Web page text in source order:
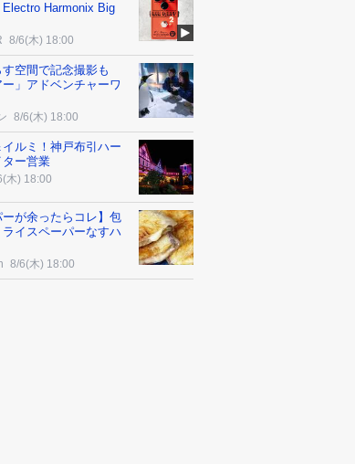
Harmonix Big
8/6(木) 18:00
空間で記念撮影も
ー」アドベンチャーワ
8/6(木) 18:00
ルミ！神戸布引ハー
ター営業
木) 18:00
ーが余ったらコレ】包
イスペーパーなすハ
8/6(木) 18:00